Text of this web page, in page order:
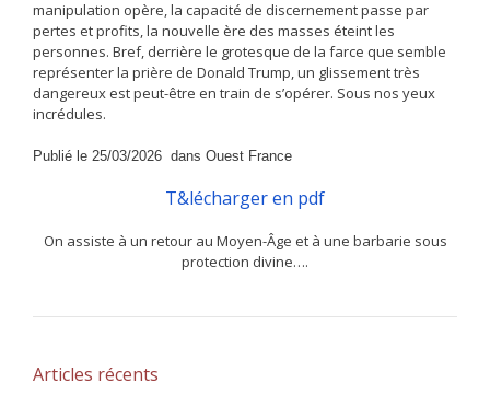
manipulation opère, la capacité de discernement passe par
pertes et profits, la nouvelle ère des masses éteint les
personnes. Bref, derrière le grotesque de la farce que semble
représenter la prière de Donald Trump, un glissement très
dangereux est peut-être en train de s’opérer. Sous nos yeux
incrédules.
Publié le 25/03/2026 dans Ouest France
T&lécharger en pdf
On assiste à un retour au Moyen-Âge et à une barbarie sous
protection divine….
Articles récents